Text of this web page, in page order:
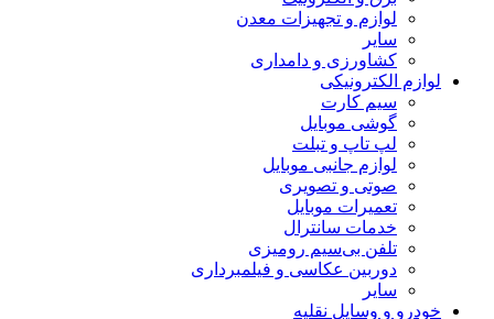
لوازم و تجهیزات معدن
سایر
کشاورزی و دامداری
لوازم الکترونیکی
سیم کارت
گوشی موبایل
لپ تاپ و تبلت
لوازم جانبی موبایل
صوتی و تصویری
تعمیرات موبایل
خدمات سانترال
تلفن بی‌سیم رومیزی
دوربین عکاسی و فیلمبرداری
سایر
خودرو و وسایل نقلیه